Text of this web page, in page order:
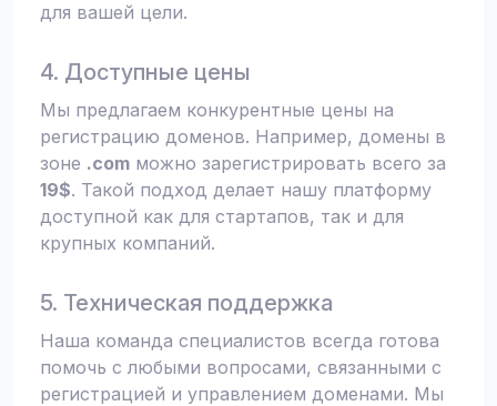
для вашей цели.
4. Доступные цены
Мы предлагаем конкурентные цены на
регистрацию доменов. Например, домены в
зоне .com можно зарегистрировать всего за
19$. Такой подход делает нашу платформу
доступной как для стартапов, так и для
крупных компаний.
5. Техническая поддержка
Наша команда специалистов всегда готова
помочь с любыми вопросами, связанными с
регистрацией и управлением доменами. Мы